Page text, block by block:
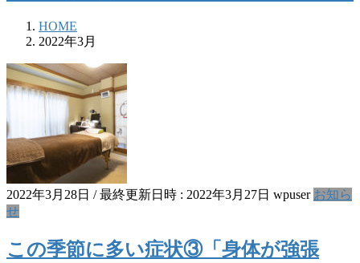
HOME
2022年3月
2022年3月28日 / 最終更新日時 : 2022年3月27日 wpuser お知ら
せ
この季節に多い症状③「身体が強張